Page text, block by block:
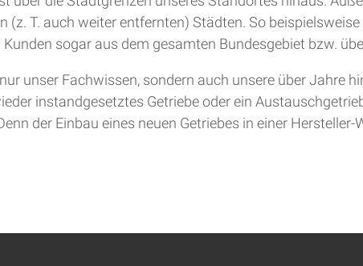
T. auch weiter entfernten) Städten. So
sogar aus dem gesamten Bundesgebiet bzw.
unser Fachwissen, sondern auch unsere über Jahre
instandgesetztes Getriebe oder ein
der Einbau eines neuen Getriebes in einer